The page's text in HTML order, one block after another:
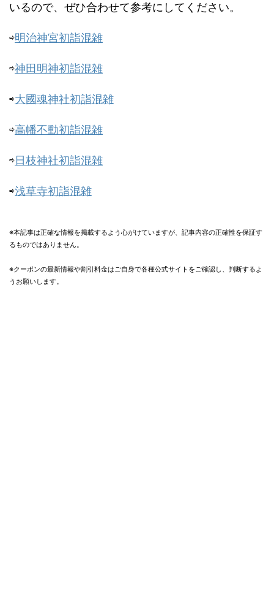
いるので、ぜひ合わせて参考にしてください。
⇨明治神宮初詣混雑
⇨神田明神初詣混雑
⇨大國魂神社初詣混雑
⇨高幡不動初詣混雑
⇨日枝神社初詣混雑
⇨浅草寺初詣混雑
※本記事は正確な情報を掲載するよう心がけていますが、記事内容の正確性を保証す
るものではありません。
※クーポンの最新情報や割引料金はご自身で各種公式サイトをご確認し、判断するよ
うお願いします。